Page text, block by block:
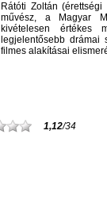
Rátóti Zoltán
művész, a Magyar
kivételesen értékes
legjelentősebb drámai
filmes alakításai
1,12/34